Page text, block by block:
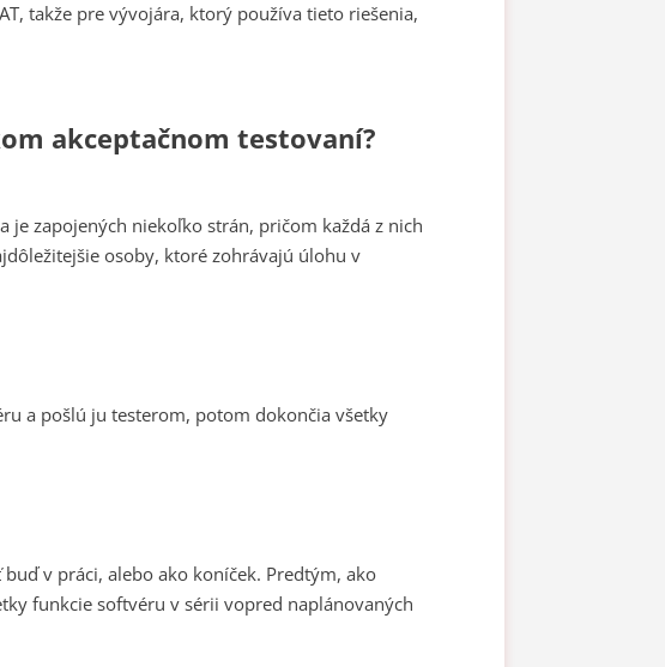
takže pre vývojára, ktorý používa tieto riešenia,
akceptačnom testovaní?
je zapojených niekoľko strán, pričom každá z nich
osoby, ktoré zohrávajú úlohu v
a pošlú ju testerom, potom dokončia všetky
v práci, alebo ako koníček. Predtým, ako
funkcie softvéru v sérii vopred naplánovaných